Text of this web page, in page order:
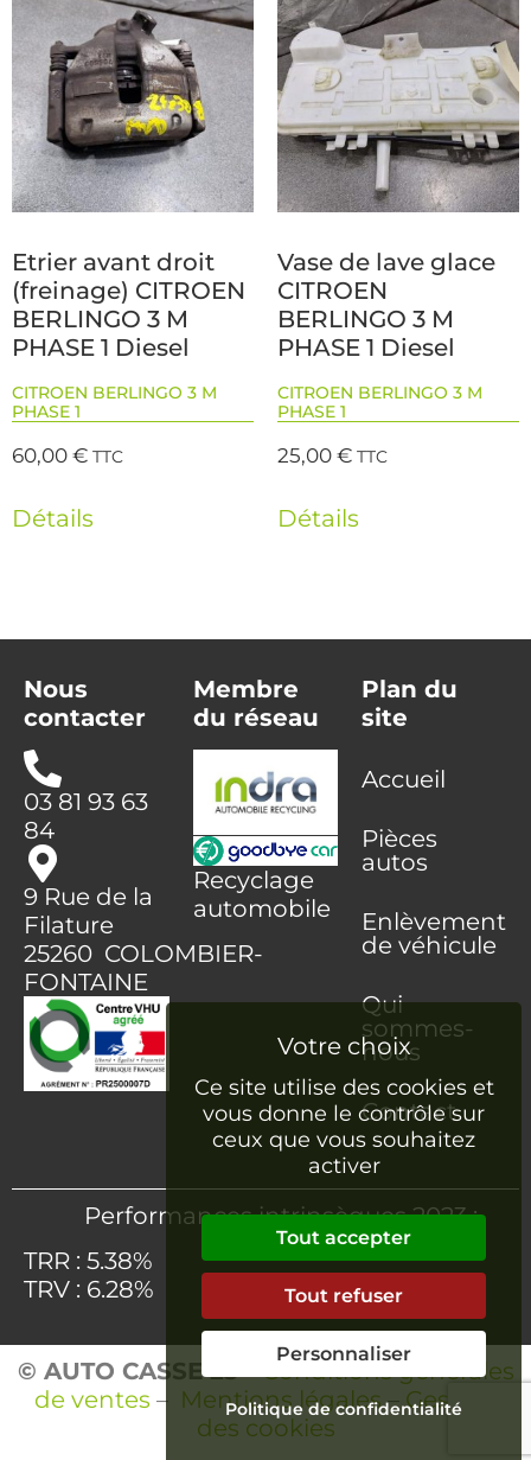
Etrier avant droit
(freinage) CITROEN
BERLINGO 3 M
PHASE 1 Diesel
CITROEN BERLINGO 3 M
PHASE 1
60,00€ TTC
Détails
Vase de lave glace
CITROEN
BERLINGO 3 M
PHASE 1 Diesel
CITROEN BERLINGO 3 M
PHASE 1
25,00€ TTC
Détails
Nous
contacter
03 81 93 63
84
9 Rue de la
Filature
25260 COLOMBIER-
FONTAINE
Membre
du réseau
Recyclage
automobile
Plan du
site
Accueil
Pièces
autos
Enlèvement
de véhicule
Qui
sommes-
nous
Contact
Performances intrinsèques 2023 :
TRR : 5.38%
TRV : 6.28%
© AUTO CASSE 25–Conditions générales
de ventes – Mentions légales–Gestion
des cookies
Ce site utilise des cookies et
vous donne le contrôle sur
ceux que vous souhaitez
activer
Tout accepter
Tout refuser
Personnaliser
Politique de confidentialité